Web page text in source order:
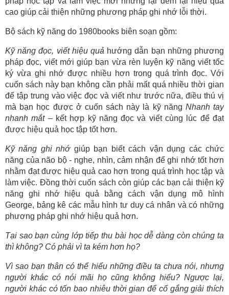
cao giúp cải thiện những phương pháp ghi nhớ lỗi thời.
Bộ sách kỹ năng do 1980books biên soạn gồm:
Kỹ năng đọc, viết hiệu quả hướng dẫn bạn những phương
pháp đọc, viết mới giúp bạn vừa rèn luyện kỹ năng viết tốc
ký vừa ghi nhớ được nhiều hơn trong quá trình đọc. Với
cuốn sách này bạn không cần phải mất quá nhiều thời gian
để tập trung vào việc đọc và viết như trước nữa, điều thú vị
mà bạn học được ở cuốn sách này là kỹ năng Nhanh tay
nhanh mắt– kết hợp kỹ năng đọc và viết cùng lúc để đạt
được hiệu quả học tập tốt hơn.
Kỹ năng ghi nhớgiúp bạn biết cách vận dụng các chức
năng của não bộ - nghe, nhìn, cảm nhận để ghi nhớ tốt hơn
nhằm đạt được hiệu quả cao hơn trong quá trình học tập và
làm việc. Đồng thời cuốn sách còn giúp các bạn cải thiện kỹ
năng ghi nhớ hiệu quả bằng cách vận dụng mô hình
George, bảng kê các mẫu hình tư duy cá nhân và có những
phương pháp ghi nhớ hiệu quả hơn.
Tại sao bạn cùng lớp tiếp thu bài học dễ dàng còn chúng ta
thì không? Có phải vì ta kém hơn họ?
Vì sao bạn thân có thể hiểu những điều ta chưa nói, nhưng
người khác có nói mãi họ cũng không hiểu? Ngược lại,
người khác có tốn bao nhiêu thời gian để cố gắng giải thích